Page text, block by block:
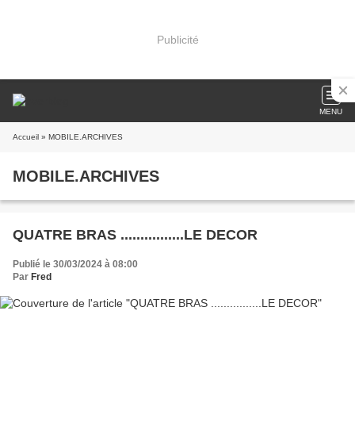
Publicité
MENU
Accueil » MOBILE.ARCHIVES
MOBILE.ARCHIVES
QUATRE BRAS ................LE DECOR
Publié le 30/03/2024 à 08:00
Par Fred